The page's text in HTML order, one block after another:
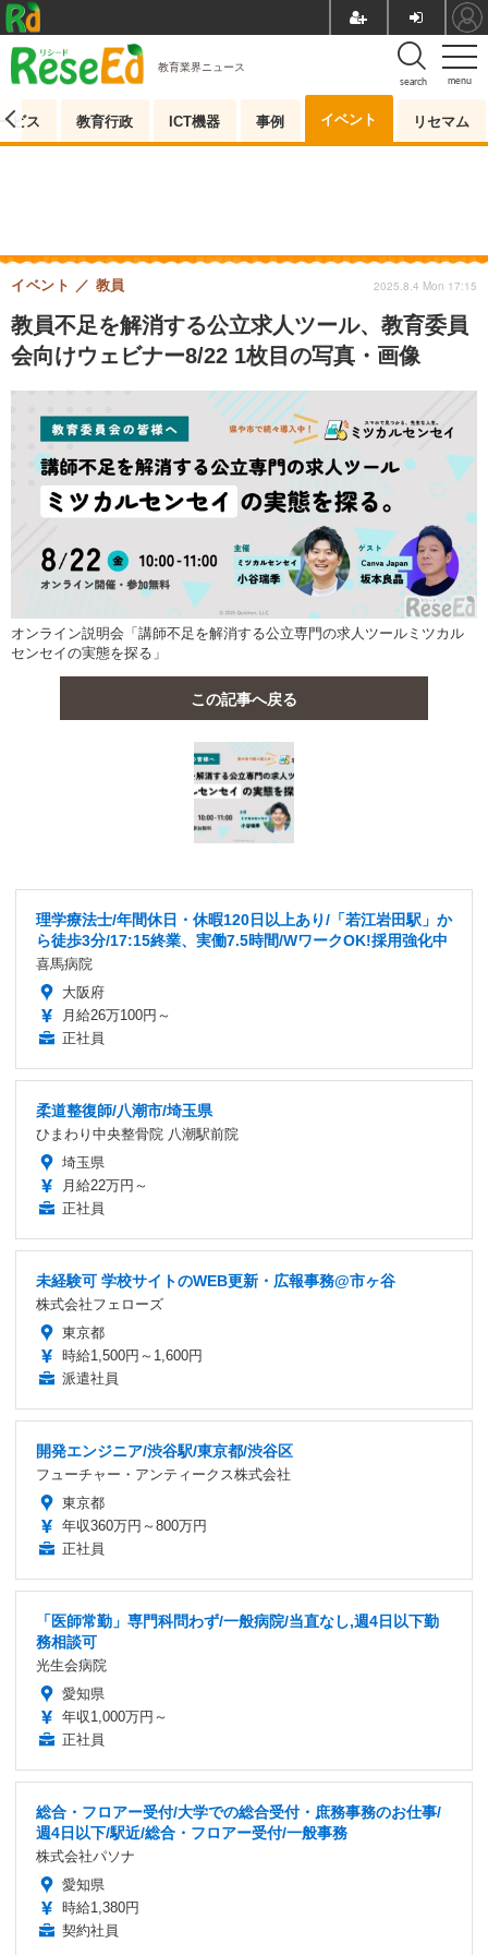
menu
search
教育業界ニュース
ビス 教育行政 ICT機器 事例 イベント リセマム
教員不足を解消する公立求人ツール、教育委員
会向けウェビナー8/22 1枚目の写真・画像
イベント 教員 2025.8.4 Mon 17:15
オンライン説明会「講師不足を解消する公立専門の求人ツールミツカル
センセイの実態を探る」
この記事へ戻る
理学療法士/年間休日・休暇120日以上あり/「若江岩田駅」か
ら徒歩3分/17:15終業、実働7.5時間/WワークOK!採用強化中
喜馬病院
大阪府
月給26万100円～
正社員
柔道整復師/八潮市/埼玉県
ひまわり中央整骨院 八潮駅前院
埼玉県
月給22万円～
正社員
未経験可 学校サイトのWEB更新・広報事務@市ヶ谷
株式会社フェローズ
東京都
時給1,500円～1,600円
派遣社員
開発エンジニア/渋谷駅/東京都/渋谷区
フューチャー・アンティークス株式会社
東京都
年収360万円～800万円
正社員
「医師常勤」専門科問わず/一般病院/当直なし,週4日以下勤
務相談可
光生会病院
愛知県
年収1,000万円～
正社員
総合・フロアー受付/大学での総合受付・庶務事務のお仕事/
週4日以下/駅近/総合・フロアー受付/一般事務
株式会社パソナ
愛知県
時給1,380円
契約社員